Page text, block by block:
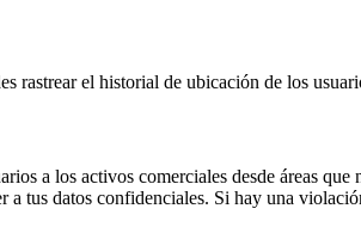
rastrear el historial de ubicación de los
a los activos comerciales desde áreas
a tus datos confidenciales. Si hay una